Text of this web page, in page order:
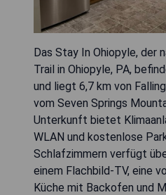
Das Stay In Ohiopyle, der
Trail in Ohiopyle, PA,
und liegt 6,7 km von
vom Seven Springs
Unterkunft bietet
WLAN und kostenlose
Schlafzimmern verfügt
einem Flachbild-TV, eine
Küche mit Backofen und